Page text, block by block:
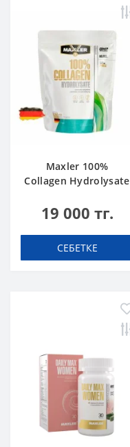
Maxler 100%
Collagen Hydrolysate
19 000 тг.
СЕБЕТКЕ